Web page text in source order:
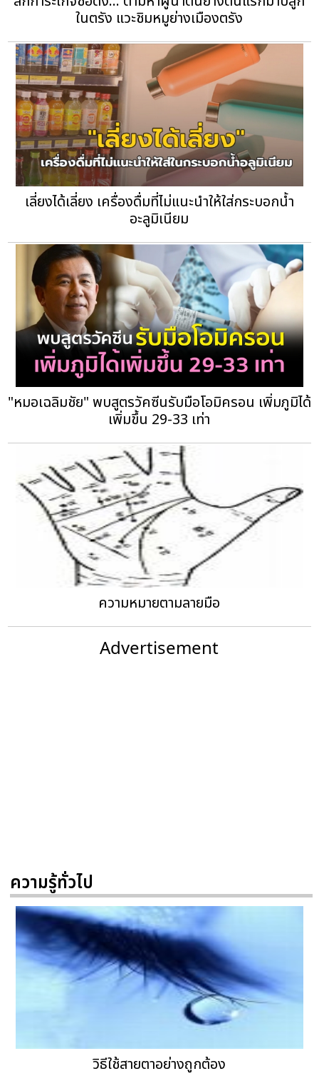
ในตรัง แวะชิมหมูย่างเมืองตรัง
เลี่ยงได้เลี่ยง เครื่องดื่มที่ไม่แนะนำให้ใส่กระบอกน้ำ
อะลูมิเนียม
"หมอเฉลิมชัย" พบสูตรวัคซีนรับมือโอมิครอน เพิ่มภูมิได้
เพิ่มขึ้น 29-33 เท่า
ความหมายตามลายมือ
Advertisement
ความรู้ทั่วไป
วิธีใช้สายตาอย่างถูกต้อง